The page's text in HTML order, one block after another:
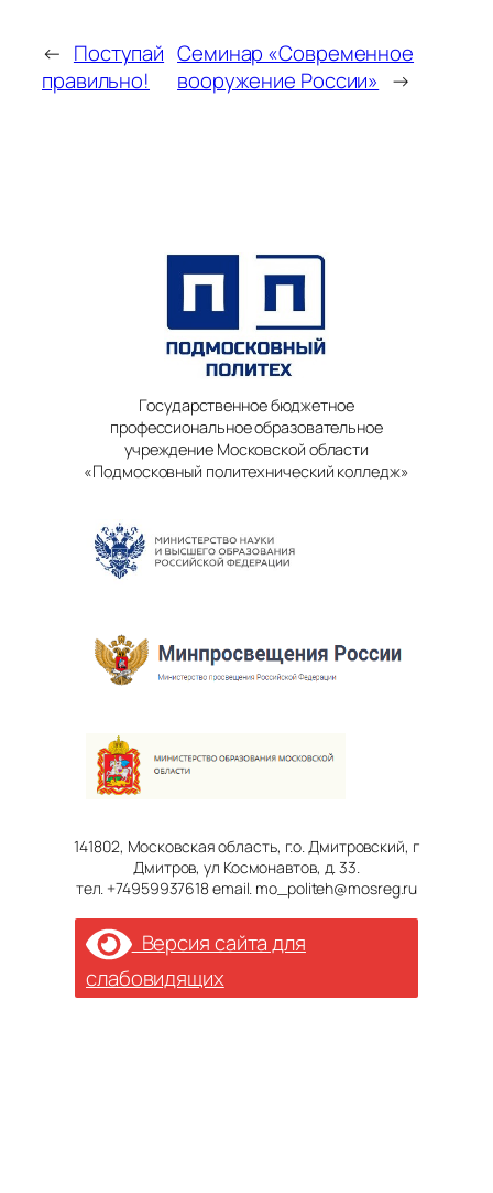
← Поступай
правильно!
Семинар «Современное
вооружение России» →
Государственное бюджетное
профессиональное образовательное
учреждение Московской области
«Подмосковный политехнический колледж»
141802, Московская область, г.о. Дмитровский, г
Дмитров, ул Космонавтов, д. 33.
тел. +74959937618 email. mo_politeh@mosreg.ru
Версия сайта для
слабовидящих